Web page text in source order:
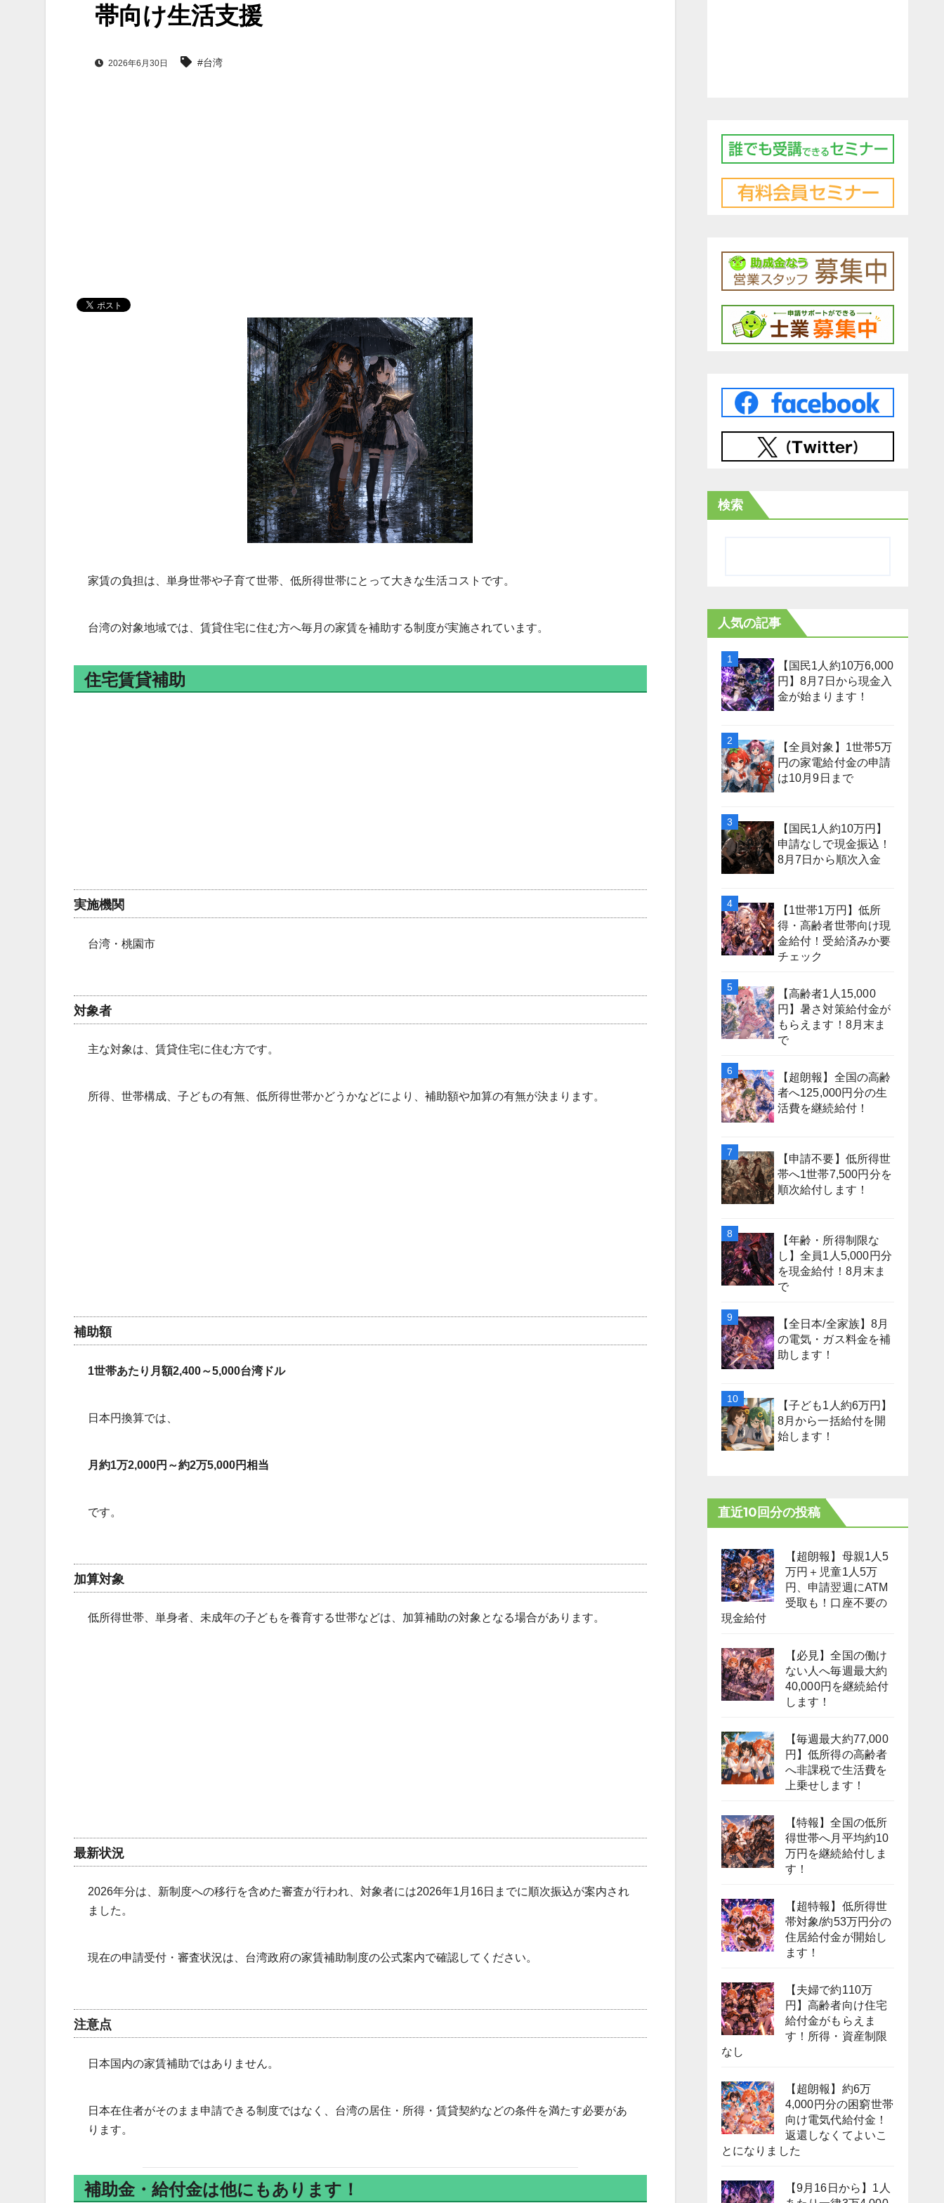
帯向け生活支援
2026年6月30日 #台湾
家賃の負担は、単身世帯や子育て世帯、低所得世帯にとって大きな生活コストです。
台湾の対象地域では、賃貸住宅に住む方へ毎月の家賃を補助する制度が実施されています。
住宅賃貸補助
実施機関
台湾・桃園市
対象者
主な対象は、賃貸住宅に住む方です。
所得、世帯構成、子どもの有無、低所得世帯かどうかなどにより、補助額や加算の有無が決まります。
補助額
1世帯あたり月額2,400～5,000台湾ドル
日本円換算では、
月約1万2,000円～約2万5,000円相当
です。
加算対象
低所得世帯、単身者、未成年の子どもを養育する世帯などは、加算補助の対象となる場合があります。
最新状況
2026年分は、新制度への移行を含めた審査が行われ、対象者には2026年1月16日までに順次振込が案内され
ました。
現在の申請受付・審査状況は、台湾政府の家賃補助制度の公式案内で確認してください。
注意点
日本国内の家賃補助ではありません。
日本在住者がそのまま申請できる制度ではなく、台湾の居住・所得・賃貸契約などの条件を満たす必要があ
ります。
補助金・給付金は他にもあります！
検索
人気の記事
【国民1人約10万6,000
円】8月7日から現金入
金が始まります！
【全員対象】1世帯5万
円の家電給付金の申請
は10月9日まで
【国民1人約10万円】
申請なしで現金振込！
8月7日から順次入金
【1世帯1万円】低所
得・高齢者世帯向け現
金給付！受給済みか要
チェック
【高齢者1人15,000
円】暑さ対策給付金が
もらえます！8月末ま
で
【超朗報】全国の高齢
者へ125,000円分の生
活費を継続給付！
【申請不要】低所得世
帯へ1世帯7,500円分を
順次給付します！
【年齢・所得制限な
し】全員1人5,000円分
を現金給付！8月末ま
で
【全日本/全家族】8月
の電気・ガス料金を補
助します！
【子ども1人約6万円】
8月から一括給付を開
始します！
直近10回分の投稿
【超朗報】母親1人5
万円＋児童1人5万
円、申請翌週にATM
受取も！口座不要の
現金給付
【必見】全国の働け
ない人へ毎週最大約
40,000円を継続給付
します！
【毎週最大約77,000
円】低所得の高齢者
へ非課税で生活費を
上乗せします！
【特報】全国の低所
得世帯へ月平均約10
万円を継続給付しま
す！
【超特報】低所得世
帯対象/約53万円分の
住居給付金が開始し
ます！
【夫婦で約110万
円】高齢者向け住宅
給付金がもらえま
す！所得・資産制限
なし
【超朗報】約6万
4,000円分の困窮世帯
向け電気代給付金！
返還しなくてよいこ
とになりました
【9月16日から】1人